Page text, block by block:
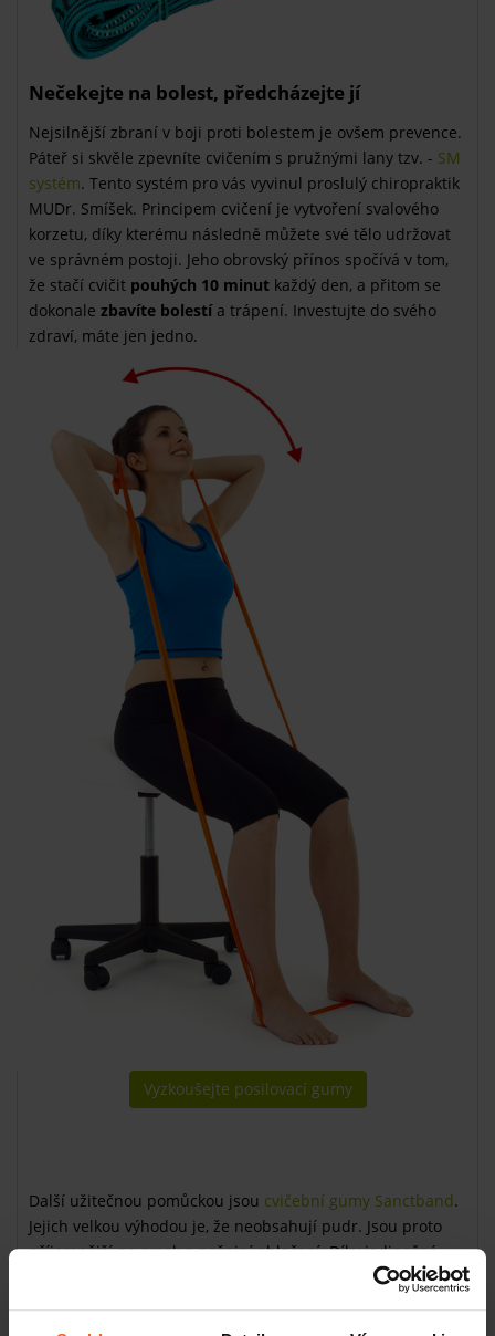
Nečekejte na bolest, předcházejte jí
Nejsilnější zbraní v boji proti bolestem je ovšem prevence.
Páteř si skvěle zpevníte cvičením s pružnými lany tzv. - SM
systém. Tento systém pro vás vyvinul proslulý chiropraktik
MUDr. Smíšek. Principem cvičení je vytvoření svalového
korzetu, díky kterému následně můžete své tělo udržovat
ve správném postoji. Jeho obrovský přínos spočívá v tom,
že stačí cvičit pouhých 10 minut každý den, a přitom se
dokonale zbavíte bolestía trápení. Investujte do svého
zdraví, máte jen jedno.
Vyzkoušejte posilovací gumy
Další užitečnou pomůckou jsou cvičební gumy Sanctband.
Jejich velkou výhodou je, že neobsahují pudr. Jsou proto
příjemnější na omak a nešpiní oblečení. Díky jedinečné
technologii se vám při skladování neslepí. Naučte se tento
pomůcku, na rehabilitaci, jako prevenci při dlouhých